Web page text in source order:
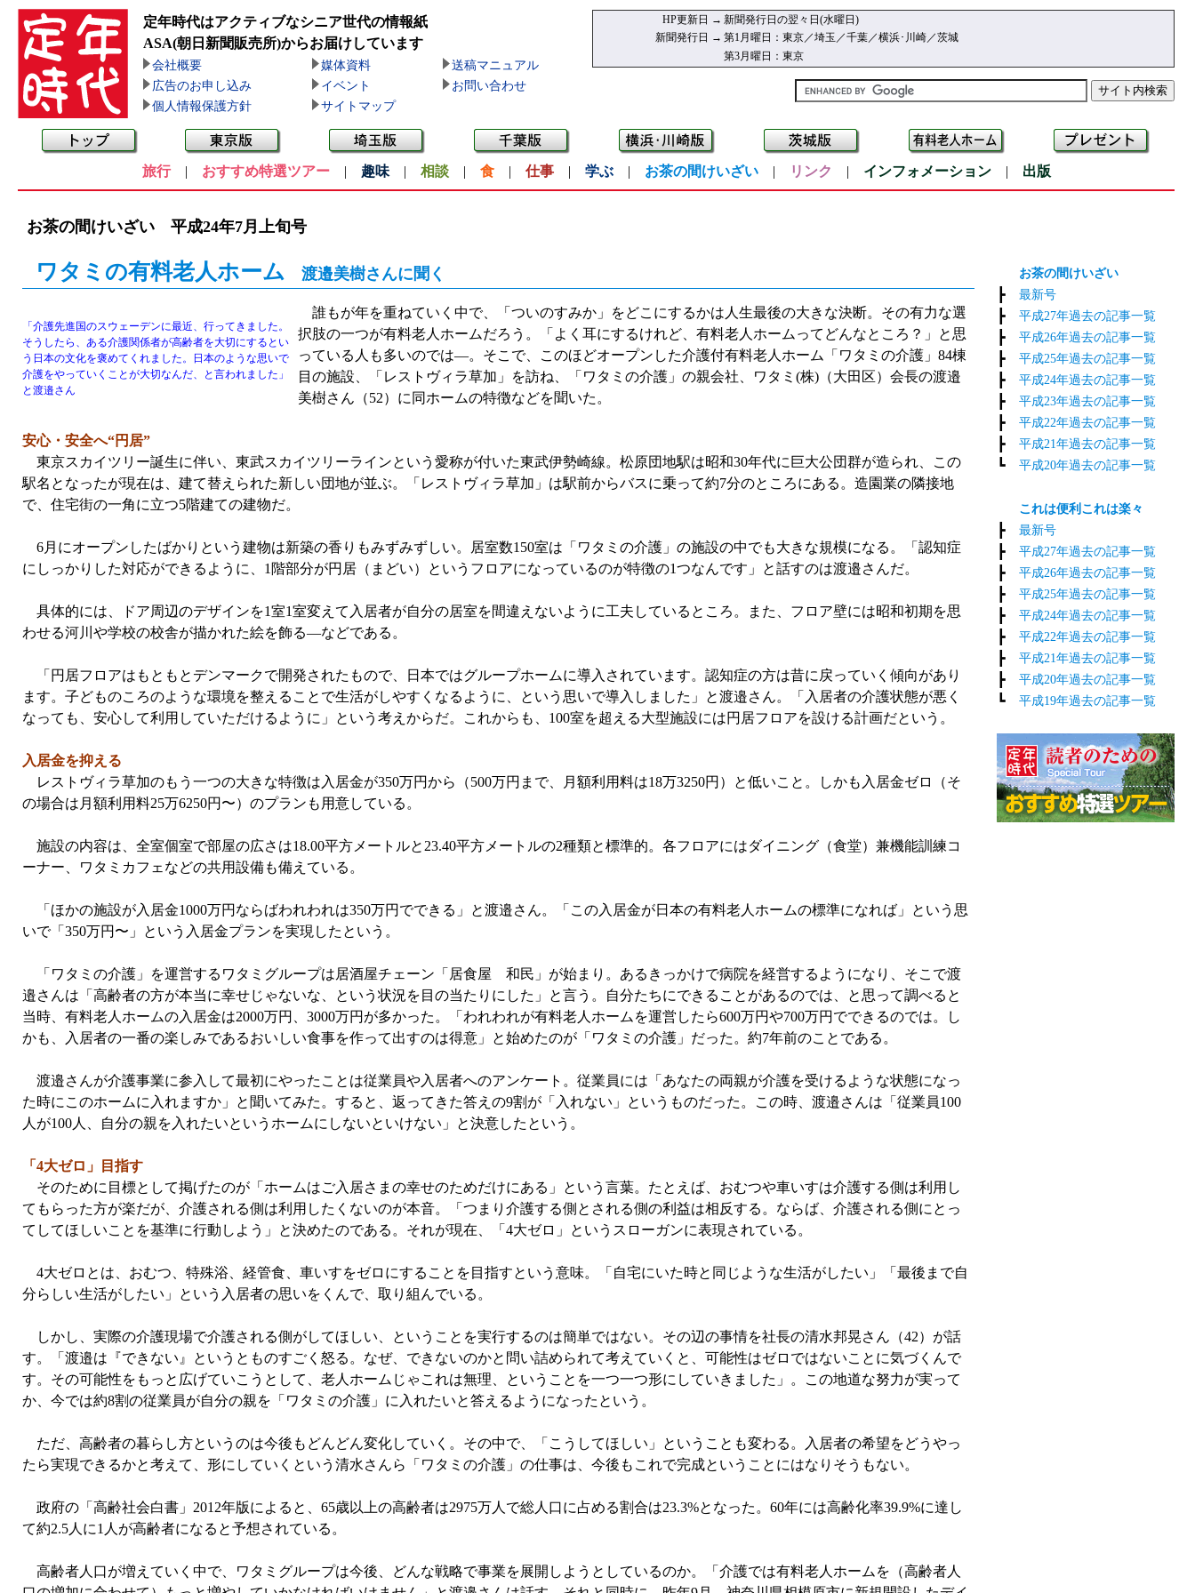
定年時代はアクティブなシニア世代の情報紙
ASA(朝日新聞販売所)からお届けしています
会社概要 媒体資料
送稿マニュアル
広告のお申し込み
イベント
お問い合わせ
個人情報保護方針
サイトマップ
HP更新日 → 新聞発行日の翌々日(水曜日)
新聞発行日 → 第1月曜日：東京／埼玉／千葉／横浜･川崎／茨城
第3月曜日：東京
旅行| おすすめ特選ツアー| 趣味| 相談| 食| 仕事| 学ぶ| お茶の間けいざい| リンク | インフォメーション| 出版
お茶の間けいざい 平成24年7月上旬号
ワタミの有料老人ホーム 渡邉美樹さんに聞く
「介護先進国のスウェーデンに最近、行ってきました。
そうしたら、ある介護関係者が高齢者を大切にするとい
う日本の文化を褒めてくれました。日本のような思いで
介護をやっていくことが大切なんだ、と言われました」
と渡邉さん
誰もが年を重ねていく中で、「ついのすみか」をどこにするかは人生最後の大きな決断。その有力な選
択肢の一つが有料老人ホームだろう。「よく耳にするけれど、有料老人ホームってどんなところ？」と思
っている人も多いのでは—。そこで、このほどオープンした介護付有料老人ホーム「ワタミの介護」84棟
目の施設、「レストヴィラ草加」を訪ね、「ワタミの介護」の親会社、ワタミ(株)（大田区）会長の渡邉
美樹さん（52）に同ホームの特徴などを聞いた。
安心・安全へ“円居”
東京スカイツリー誕生に伴い、東武スカイツリーラインという愛称が付いた東武伊勢崎線。松原団地駅は昭和30年代に巨大公団群が造られ、この
駅名となったが現在は、建て替えられた新しい団地が並ぶ。「レストヴィラ草加」は駅前からバスに乗って約7分のところにある。造園業の隣接地
で、住宅街の一角に立つ5階建ての建物だ。
6月にオープンしたばかりという建物は新築の香りもみずみずしい。居室数150室は「ワタミの介護」の施設の中でも大きな規模になる。「認知症
にしっかりした対応ができるように、1階部分が円居（まどい）というフロアになっているのが特徴の1つなんです」と話すのは渡邉さんだ。
具体的には、ドア周辺のデザインを1室1室変えて入居者が自分の居室を間違えないように工夫しているところ。また、フロア壁には昭和初期を思
わせる河川や学校の校舎が描かれた絵を飾る—などである。
「円居フロアはもともとデンマークで開発されたもので、日本ではグループホームに導入されています。認知症の方は昔に戻っていく傾向があり
ます。子どものころのような環境を整えることで生活がしやすくなるように、という思いで導入しました」と渡邉さん。「入居者の介護状態が悪く
なっても、安心して利用していただけるように」という考えからだ。これからも、100室を超える大型施設には円居フロアを設ける計画だという。
入居金を抑える
レストヴィラ草加のもう一つの大きな特徴は入居金が350万円から（500万円まで、月額利用料は18万3250円）と低いこと。しかも入居金ゼロ（そ
の場合は月額利用料25万6250円〜）のプランも用意している。
施設の内容は、全室個室で部屋の広さは18.00平方メートルと23.40平方メートルの2種類と標準的。各フロアにはダイニング（食堂）兼機能訓練コ
ーナー、ワタミカフェなどの共用設備も備えている。
「ほかの施設が入居金1000万円ならばわれわれは350万円でできる」と渡邉さん。「この入居金が日本の有料老人ホームの標準になれば」という思
いで「350万円〜」という入居金プランを実現したという。
「ワタミの介護」を運営するワタミグループは居酒屋チェーン「居食屋 和民」が始まり。あるきっかけで病院を経営するようになり、そこで渡
邉さんは「高齢者の方が本当に幸せじゃないな、という状況を目の当たりにした」と言う。自分たちにできることがあるのでは、と思って調べると
当時、有料老人ホームの入居金は2000万円、3000万円が多かった。「われわれが有料老人ホームを運営したら600万円や700万円でできるのでは。し
かも、入居者の一番の楽しみであるおいしい食事を作って出すのは得意」と始めたのが「ワタミの介護」だった。約7年前のことである。
渡邉さんが介護事業に参入して最初にやったことは従業員や入居者へのアンケート。従業員には「あなたの両親が介護を受けるような状態になっ
た時にこのホームに入れますか」と聞いてみた。すると、返ってきた答えの9割が「入れない」というものだった。この時、渡邉さんは「従業員100
人が100人、自分の親を入れたいというホームにしないといけない」と決意したという。
「4大ゼロ」目指す
そのために目標として掲げたのが「ホームはご入居さまの幸せのためだけにある」という言葉。たとえば、おむつや車いすは介護する側は利用し
てもらった方が楽だが、介護される側は利用したくないのが本音。「つまり介護する側とされる側の利益は相反する。ならば、介護される側にとっ
てしてほしいことを基準に行動しよう」と決めたのである。それが現在、「4大ゼロ」というスローガンに表現されている。
4大ゼロとは、おむつ、特殊浴、経管食、車いすをゼロにすることを目指すという意味。「自宅にいた時と同じような生活がしたい」「最後まで自
分らしい生活がしたい」という入居者の思いをくんで、取り組んでいる。
しかし、実際の介護現場で介護される側がしてほしい、ということを実行するのは簡単ではない。その辺の事情を社長の清水邦晃さん（42）が話
す。「渡邉は『できない』というとものすごく怒る。なぜ、できないのかと問い詰められて考えていくと、可能性はゼロではないことに気づくんで
す。その可能性をもっと広げていこうとして、老人ホームじゃこれは無理、ということを一つ一つ形にしていきました」。この地道な努力が実って
か、今では約8割の従業員が自分の親を「ワタミの介護」に入れたいと答えるようになったという。
ただ、高齢者の暮らし方というのは今後もどんどん変化していく。その中で、「こうしてほしい」ということも変わる。入居者の希望をどうやっ
たら実現できるかと考えて、形にしていくという清水さんら「ワタミの介護」の仕事は、今後もこれで完成ということにはなりそうもない。
政府の「高齢社会白書」2012年版によると、65歳以上の高齢者は2975万人で総人口に占める割合は23.3%となった。60年には高齢化率39.9%に達し
て約2.5人に1人が高齢者になると予想されている。
高齢者人口が増えていく中で、ワタミグループは今後、どんな戦略で事業を展開しようとしているのか。「介護では有料老人ホームを（高齢者人
お茶の間けいざい
┣ 最新号
┣ 平成27年過去の記事一覧
┣ 平成26年過去の記事一覧
┣ 平成25年過去の記事一覧
┣ 平成24年過去の記事一覧
┣ 平成23年過去の記事一覧
┣ 平成22年過去の記事一覧
┣ 平成21年過去の記事一覧
┗ 平成20年過去の記事一覧
これは便利これは楽々
┣ 最新号
┣ 平成27年過去の記事一覧
┣ 平成26年過去の記事一覧
┣ 平成25年過去の記事一覧
┣ 平成24年過去の記事一覧
┣ 平成22年過去の記事一覧
┣ 平成21年過去の記事一覧
┣ 平成20年過去の記事一覧
┗ 平成19年過去の記事一覧